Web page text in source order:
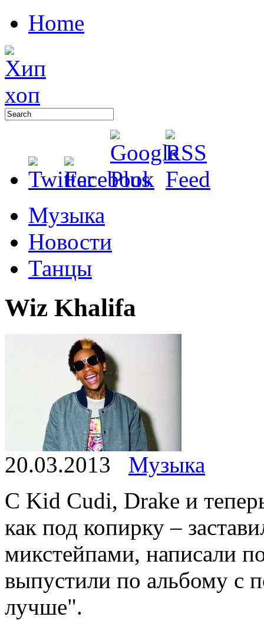
Home
Музыка
Новости
Танцы
Wiz Khalifa
20.03.2013
Музыка
С Kid Cudi, Drake и
как под копирку –
микстейпами, написали
выпустили по альбому с
лучше".